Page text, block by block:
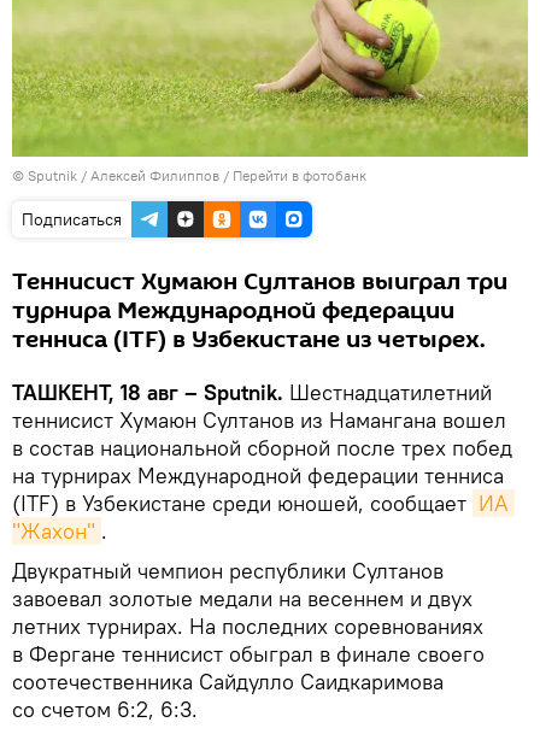
© Sputnik / Алексей Филиппов / Перейти в фотобанк
Подписаться
Теннисист Хумаюн Султанов выиграл три
турнира Международной федерации
тенниса (ITF) в Узбекистане из четырех.
ТАШКЕНТ, 18 авг – Sputnik. Шестнадцатилетний
теннисист Хумаюн Султанов из Намангана вошел
в состав национальной сборной после трех побед
на турнирах Международной федерации тенниса
(ITF) в Узбекистане среди юношей, сообщает ИА
"Жахон" .
Двукратный чемпион республики Султанов
завоевал золотые медали на весеннем и двух
летних турнирах. На последних соревнованиях
в Фергане теннисист обыграл в финале своего
соотечественника Сайдулло Саидкаримова
со счетом 6:2, 6:3.